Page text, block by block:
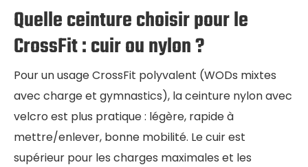
Quelle ceinture choisir pour le
CrossFit : cuir ou nylon ?
Pour un usage CrossFit polyvalent (WODs mixtes
avec charge et gymnastics), la ceinture nylon avec
velcro est plus pratique : légère, rapide à
mettre/enlever, bonne mobilité. Le cuir est
supérieur pour les charges maximales et les